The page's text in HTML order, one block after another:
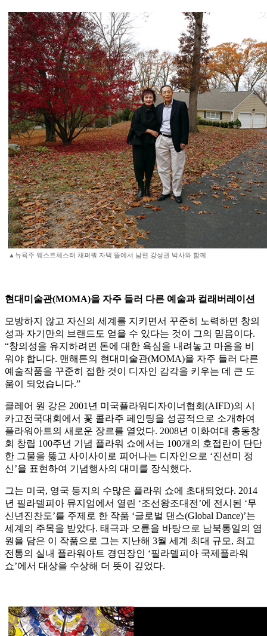
▲뉴욕주 웨스트체스터 채퍼쿼 자택 뜰에서 남편 강성권 박사와 함께.
현대미술관(MOMA)을 자주 들러 다른 예술과 컬래버레이션
모방하지 않고 자신의 세계를 지키면서 꾸준히 노력하면 창의
성과 자기만의 브랜드도 얻을 수 있다는 것이 그의 믿음이다.
“창의성을 유지하려면 돈에 대한 욕심을 내려놓고 마음을 비
워야 합니다. 맨해튼의 현대미술관(MOMA)을 자주 들러 다른
예술작품을 꾸준히 접한 것이 디자인 감각을 키우는 데 큰 도
움이 되었습니다.”
클레어 원 강은 2001년 미국플라워디자이너협회(AIFD)의 시
카고전국대회에서 꽃 콜라주 페인팅을 성공적으로 소개하여
플라워아트의 새로운 장르를 열었다. 2008년 이화여대 총동창
회 창립 100주년 기념 플라워 쇼에서는 100개의 호접란이 단단
한 그물을 뚫고 사이사이로 피어나는 디자인으로 ‘진선미 정
신’을 표현하여 기념행사의 대미를 장식했다.
그는 미국, 영국 등지의 수많은 플라워 쇼에 초대되었다. 2014
년 필라델피아 뮤지엄에서 열린 ‘조선왕조대전’에 전시된 ‘무
신년진찬도’를 주제로 한 작품 ‘글로벌 댄스(Global Dance)’는
세계의 주목을 받았다. 태극과 오륜을 바탕으로 남북통일의 염
원을 담은 이 작품으로 그는 지난해 3월 세계 최대 규모, 최고
전통의 실내 플라워아트 경연장인 ‘필라델피아 국제플라워
쇼’에서 대상을 수상해 더 뜻이 깊었다.